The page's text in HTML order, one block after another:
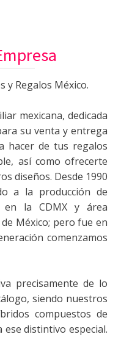
y Regalos México.
mexicana, dedicada
su venta y entrega
hacer de tus regalos
así como ofrecerte
diseños. Desde 1990
a la producción de
en la CDMX y área
México; pero fue en
comenzamos
precisamente de lo
siendo nuestros
compuestos de
distintivo especial.